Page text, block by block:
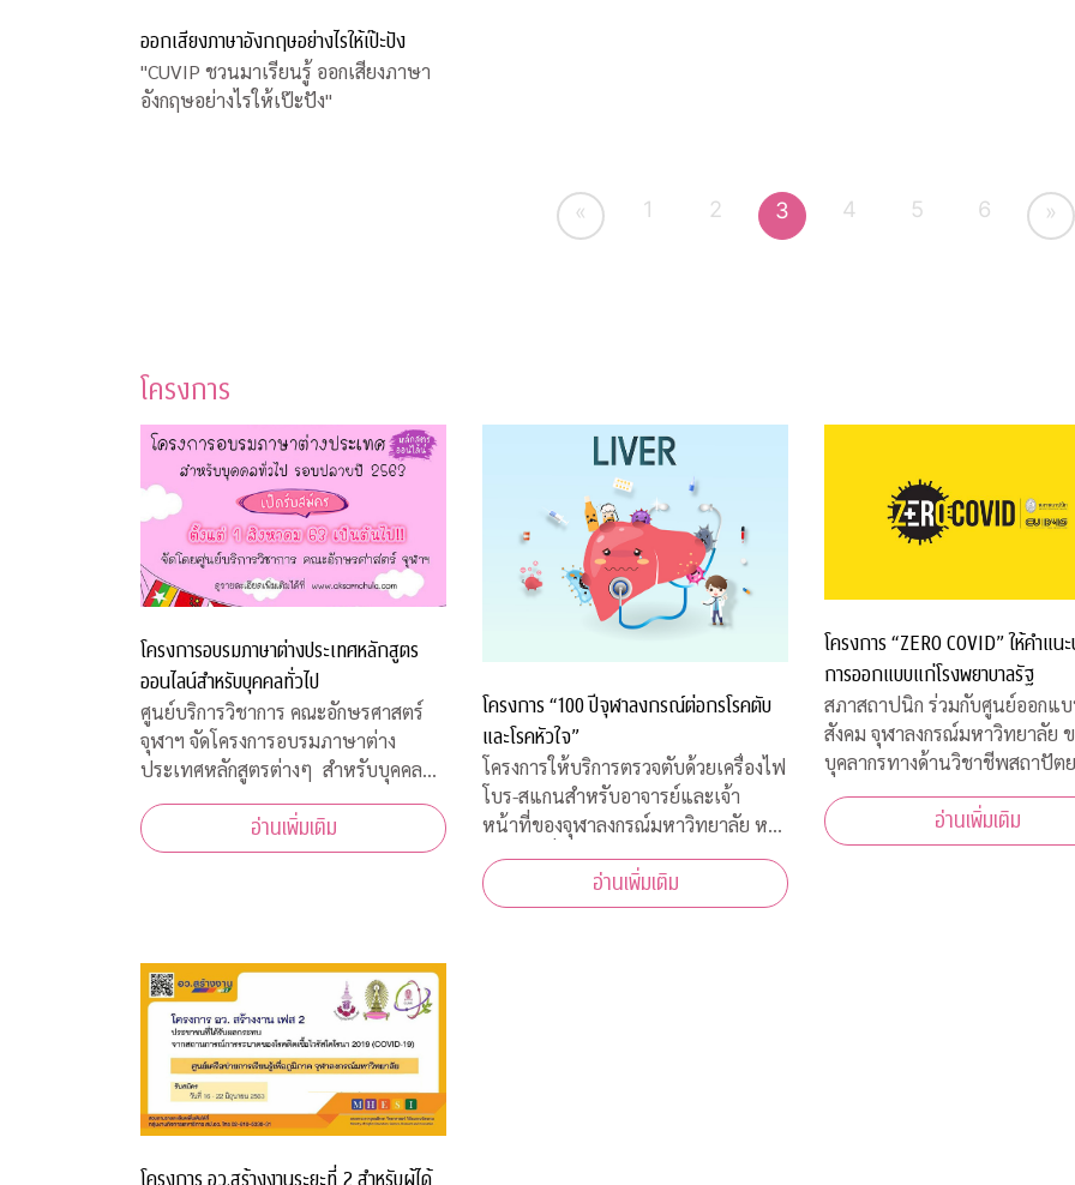
ออกเสียงภาษาอังกฤษอย่างไรให้เป๊ะปัง
"CUVIP ชวนมาเรียนรู้ ออกเสียงภาษา
อังกฤษอย่างไรให้เป๊ะปัง"
« 1 2 3 4 5 6 »
โครงการ
โครงการอบรมภาษาต่างประเทศหลักสูตร
ออนไลน์สำหรับบุคคลทั่วไป
ศูนย์บริการวิชาการ คณะอักษรศาสตร์
จุฬาฯ จัดโครงการอบรมภาษาต่าง
ประเทศหลักสูตรต่างๆ สำหรับบุคคล
ทั่วไป รอบปลายปี 2563 โดยจัดอบรม
หลักสูตรออนไลน์ เพื่อความปลอดภัย
ของผู้สอนและผู้เข้าร่วมการอบรมทุกคน
อ่านเพิ่มเติม
โครงการ “100 ปีจุฬาลงกรณ์ต่อกรโรคตับ
และโรคหัวใจ”
โครงการให้บริการตรวจตับด้วยเครื่องไฟ
โบร-สแกนสำหรับอาจารย์และเจ้า
หน้าที่ของจุฬาลงกรณ์มหาวิทยาลัย หรือ
เจ้าหน้าที่โรงพยาบาลจุฬาลงกรณ์
สภากาชาดไทย ระหว่างวันที่ 16-18
มีนาคม 2563 เวลา 08.00-15.00 ณ
อ่านเพิ่มเติม
โครงการ “ZERO COVID” ให้คำแน
การออกแบบแก่โรงพยาบาลรัฐ
สภาสถาปนิก ร่วมกับศูนย์ออกแ
สังคม จุฬาลงกรณ์มหาวิทยาลัย
บุคลากรทางด้านวิชาชีพสถาปัต
และการออกแบบในสาขาต่างๆ
โครงการ “ZERO COVID” เพื่อ
ช่วยเหลือด้านการออกแบบแก่โร
อ่านเพิ่มเติม